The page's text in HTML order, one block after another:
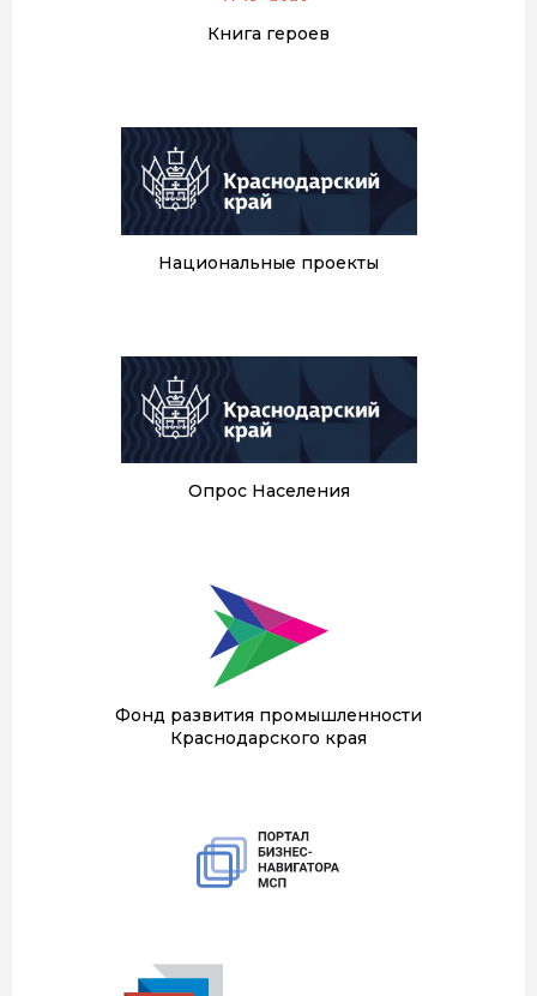
Книга героев
Национальные проекты
Опрос Населения
Фонд развития промышленности
Краснодарского края